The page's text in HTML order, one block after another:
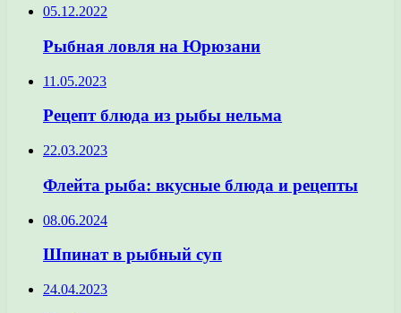
05.12.2022
Рыбная ловля на Юрюзани
11.05.2023
Рецепт блюда из рыбы нельма
22.03.2023
Флейта рыба: вкусные блюда и рецепты
08.06.2024
Шпинат в рыбный суп
24.04.2023